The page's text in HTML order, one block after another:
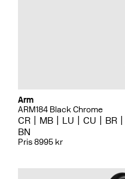
Arm
ARM184 Black Chrome
CR MB LU CU BR
BN
Pris 8995 kr